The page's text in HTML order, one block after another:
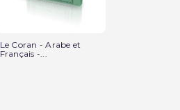
Le Coran - Arabe et
Français -...